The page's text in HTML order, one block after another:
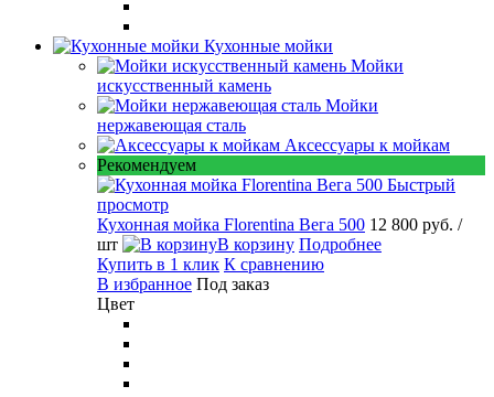
Кухонные мойки
Мойки
искусственный камень
Мойки
нержавеющая сталь
Аксессуары к мойкам
Рекомендуем
Быстрый
просмотр
Кухонная мойка Florentina Вега 500 12 800 руб. /
шт
В корзину Подробнее
Купить в 1 клик К сравнению
В избранное Под заказ
Цвет